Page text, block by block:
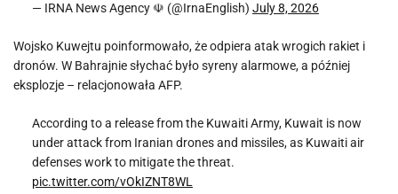
— IRNA News Agency ☫ (@IrnaEnglish) July 8, 2026
Wojsko Kuwejtu poinformowało, że odpiera atak wrogich rakiet i
dronów. W Bahrajnie słychać było syreny alarmowe, a później
eksplozje – relacjonowała AFP.
According to a release from the Kuwaiti Army, Kuwait is now
under attack from Iranian drones and missiles, as Kuwaiti air
defenses work to mitigate the threat.
pic.twitter.com/vOkIZNT8WL